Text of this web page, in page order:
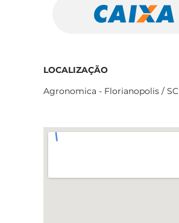
LOCALIZAÇÃO
Agronomica - Florianopolis / SC